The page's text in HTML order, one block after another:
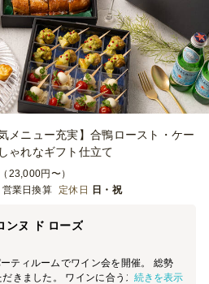
メニュー充実】合鴨ロースト・ケー
ゃれなギフト仕立て
23,000円〜）
業日換算 定休日 日・祝
ンヌ ド ローズ
ティルームでワイン会を開催。 総勢
きました。 ワインに合うスタイリッ
続きを表示